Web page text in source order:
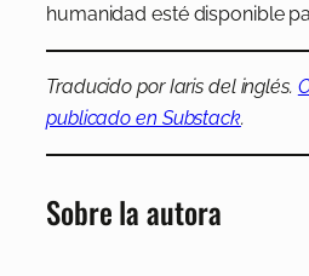
humanidad esté disponible
Traducido por Iaris del inglés.
publicado en Substack.
Sobre la autora